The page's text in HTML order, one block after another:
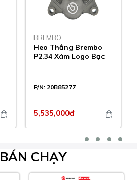
BREMBO
Heo Thắng Brembo
P2.34 Xám Logo Bạc
P/N: 20B85277
5,535,000đ
BÁN CHẠY